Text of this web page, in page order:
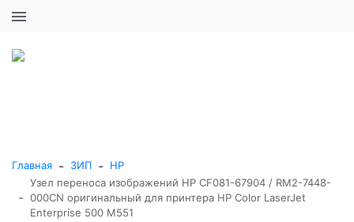
Главная - ЗИП - HP
-
Узел переноса изображений HP CF081-67904 / RM2-7448-
000CN оригинальный для принтера HP Color LaserJet
Enterprise 500 M551